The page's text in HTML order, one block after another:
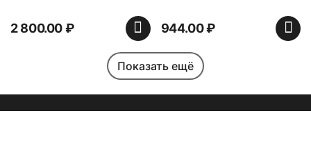
2 800.00₽ 944.00₽
Показать ещё